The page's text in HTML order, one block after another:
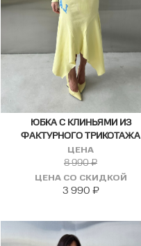
ЮБКА С КЛИНЬЯМИ ИЗ
ФАКТУРНОГО ТРИКОТАЖА
ЦЕНА
8 990₽
ЦЕНА СО СКИДКОЙ
3 990 ₽